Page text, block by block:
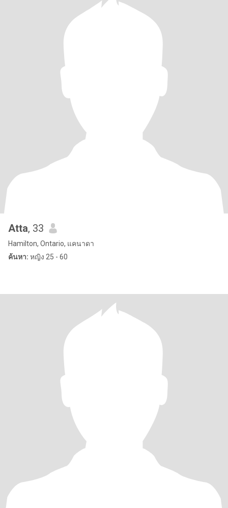
Atta, 33
Hamilton, Ontario, แคนาดา
ค้นหา: หญิง 25 - 60